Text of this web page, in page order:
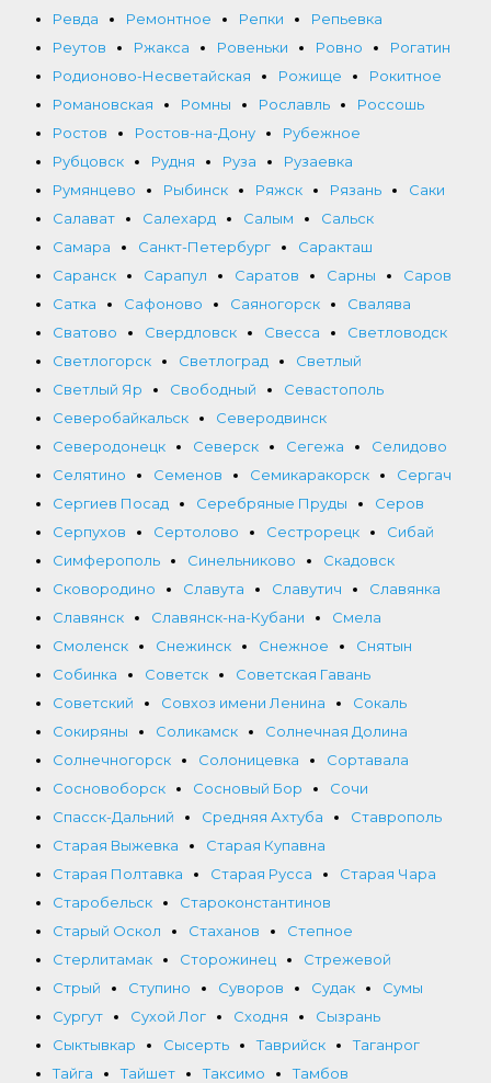
Ревда Ремонтное Репки
Репьевка
Реутов
Ржакса Ровеньки Ровно
Рогатин
Родионово-Несветайская
Рожище
Рокитное
Романовская
Ромны Рославль
Россошь
Ростов
Ростов-на-Дону
Рубежное
Рубцовск
Рудня Руза
Рузаевка
Румянцево
Рыбинск Ряжск Рязань
Саки
Салават
Салехард Салым
Сальск
Самара
Санкт-Петербург
Саракташ
Саранск
Сарапул Саратов Сарны
Саров
Сатка
Сафоново Саяногорск
Свалява
Сватово
Свердловск Свесса
Светловодск
Светлогорск
Светлоград
Светлый
Светлый Яр
Свободный
Севастополь
Северобайкальск
Северодвинск
Северодонецк
Северск Сегежа
Селидово
Селятино
Семенов Семикаракорск
Сергач
Сергиев Посад
Серебряные Пруды
Серов
Серпухов
Сертолово Сестрорецк
Сибай
Симферополь
Синельниково
Скадовск
Сковородино
Славута Славутич
Славянка
Славянск
Славянск-на-Кубани
Смела
Смоленск
Снежинск Снежное
Снятын
Собинка
Советск
Советская Гавань
Советский
Совхоз имени Ленина
Сокаль
Сокиряны
Соликамск
Солнечная Долина
Солнечногорск
Солоницевка
Сортавала
Сосновоборск
Сосновый Бор
Сочи
Спасск-Дальний
Средняя Ахтуба
Ставрополь
Старая Выжевка
Старая Купавна
Старая Полтавка
Старая Русса
Старая Чара
Старобельск
Староконстантинов
Старый Оскол
Стаханов
Степное
Стерлитамак
Сторожинец
Стрежевой
Стрый
Ступино Суворов Судак
Сумы
Сургут
Сухой Лог Сходня
Сызрань
Сыктывкар
Сысерть Таврийск
Таганрог
Тайга
Тайшет Таксимо
Тамбов